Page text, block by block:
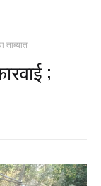
ताब्यात
;